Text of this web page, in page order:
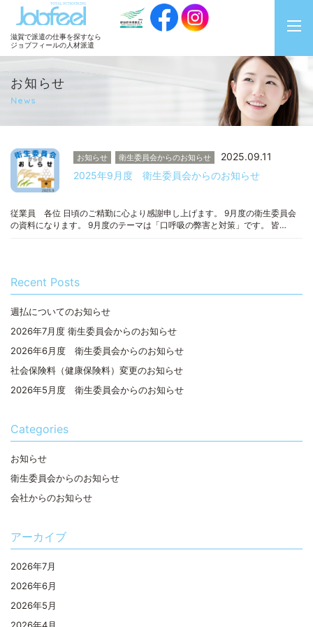
JobFeel
滋賀で派遣の仕事を探すなら
ジョブフィールの人材派遣
お知らせ
News
お知らせ 衛生委員会からのお知らせ
2025.09.11
2025年9月度 衛生委員会からのお知らせ
従業員 各位 日頃のご精勤に心より感謝申し上げます。 9月度の衛生委員会
の資料になります。 9月度のテーマは「口呼吸の弊害と対策」です。 皆…
Recent Posts
週払についてのお知らせ
2026年7月度 衛生委員会からのお知らせ
2026年6月度 衛生委員会からのお知らせ
社会保険料（健康保険料）変更のお知らせ
2026年5月度 衛生委員会からのお知らせ
Categories
お知らせ
衛生委員会からのお知らせ
会社からのお知らせ
アーカイブ
2026年7月
2026年6月
2026年5月